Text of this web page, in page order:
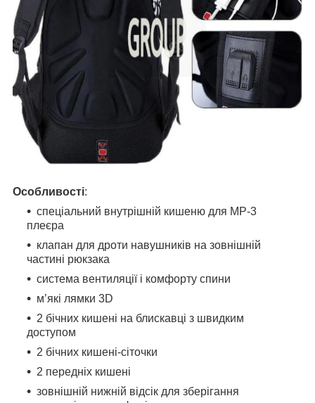
Особливості:
спеціальний внутрішній кишеню для МР-3
плеєра
клапан для дроти навушників на зовнішній
частині рюкзака
система вентиляції і комфорту спини
м’які лямки 3D
2 бічних кишені на блискавці з швидким
доступом
2 бічних кишені-сіточки
2 передніх кишені
зовнішній нижній відсік для зберігання